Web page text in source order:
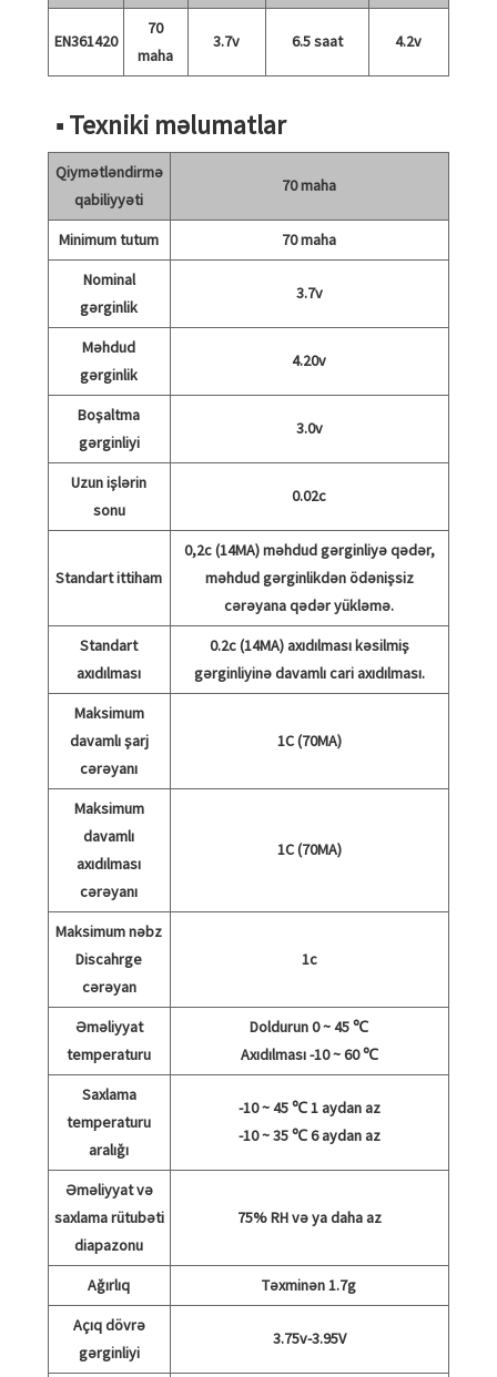
EN361420
70
maha
3.7v 6.5 saat 4.2v
■ Texniki məlumatlar
Qiymətləndirmə
qabiliyyəti
70 maha
Minimum tutum
70 maha
Nominal
gərginlik
3.7v
Məhdud
gərginlik
4.20v
Boşaltma
gərginliyi
3.0v
Uzun işlərin
sonu
0.02c
Standart ittiham
0,2c (14MA) məhdud gərginliyə qədər,
məhdud gərginlikdən ödənişsiz
cərəyana qədər yükləmə.
Standart
axıdılması
0.2c (14MA) axıdılması kəsilmiş
gərginliyinə davamlı cari axıdılması.
Maksimum
davamlı şarj
cərəyanı
1C (70MA)
Maksimum
davamlı
axıdılması
cərəyanı
1C (70MA)
Maksimum nəbz
Discahrge
cərəyan
1c
Əməliyyat
temperaturu
Doldurun 0 ~ 45 ℃
Axıdılması -10 ~ 60 ℃
Saxlama
temperaturu
aralığı
-10 ~ 45 ℃ 1 aydan az
-10 ~ 35 ℃ 6 aydan az
Əməliyyat və
saxlama rütubəti
diapazonu
75% RH və ya daha az
Ağırlıq
Təxminən 1.7g
Açıq dövrə
gərginliyi
3.75v-3.95V